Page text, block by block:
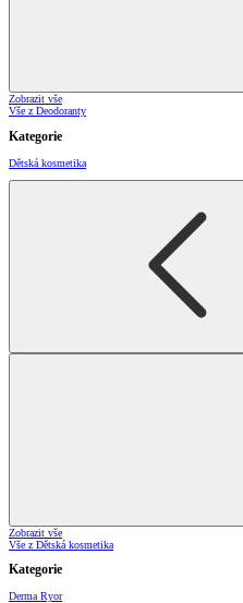
Zobrazit vše
Vše z Deodoranty
Kategorie
Dětská kosmetika
Zobrazit vše
Vše z Dětská kosmetika
Kategorie
Derma Ryor